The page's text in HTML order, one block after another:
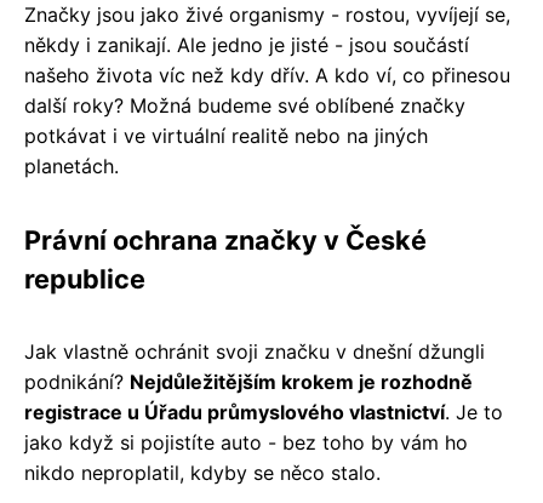
Značky jsou jako živé organismy - rostou, vyvíjejí se,
někdy i zanikají. Ale jedno je jisté - jsou součástí
našeho života víc než kdy dřív. A kdo ví, co přinesou
další roky? Možná budeme své oblíbené značky
potkávat i ve virtuální realitě nebo na jiných
planetách.
Právní ochrana značky v České
republice
Jak vlastně ochránit svoji značku v dnešní džungli
podnikání? Nejdůležitějším krokem je rozhodně
registrace u Úřadu průmyslového vlastnictví. Je to
jako když si pojistíte auto - bez toho by vám ho
nikdo neproplatil, kdyby se něco stalo.